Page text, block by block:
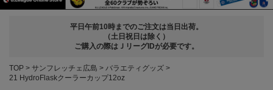
平日午前10時までのご注文は当日出荷。
（土日祝日は除く）
ご購入の際はＪリーグIDが必要です。
TOP サンフレッチェ広島
バラエティグッズ
21 HydroFlaskクーラーカップ12oz